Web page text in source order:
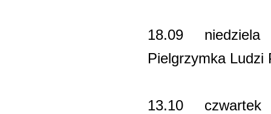
18.09
Pielgrzymka
13.10